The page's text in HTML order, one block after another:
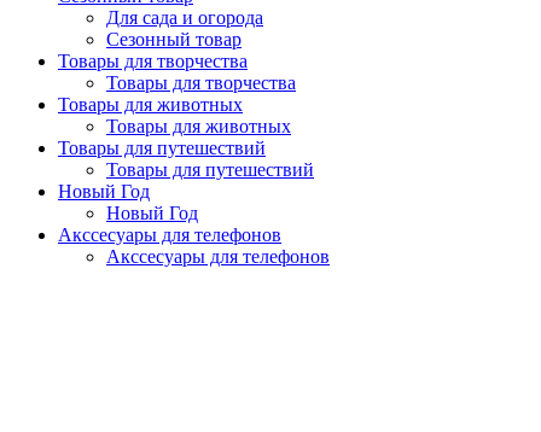
Для сада и огорода
Сезонный товар
Товары для творчества
Товары для творчества
Товары для животных
Товары для животных
Товары для путешествий
Товары для путешествий
Новый Год
Новый Год
Акссесуары для телефонов
Акссесуары для телефонов